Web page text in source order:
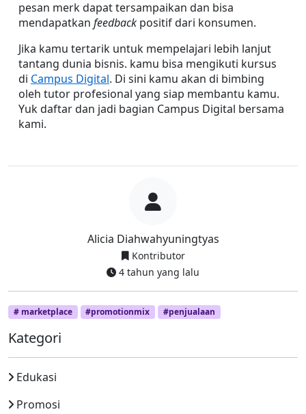
Alicia Diahwahyuningtyas
Kontributor
4 tahun yang lalu
# marketplace #promotionmix #penjualaan
pesan merk dapat tersampaikan dan bisa
mendapatkan feedback positif dari konsumen.
Jika kamu tertarik untuk mempelajari lebih lanjut
tantang dunia bisnis. kamu bisa mengikuti kursus
di Campus Digital. Di sini kamu akan di bimbing
oleh tutor profesional yang siap membantu kamu.
Yuk daftar dan jadi bagian Campus Digital bersama
kami.
Kategori
Edukasi
Promosi